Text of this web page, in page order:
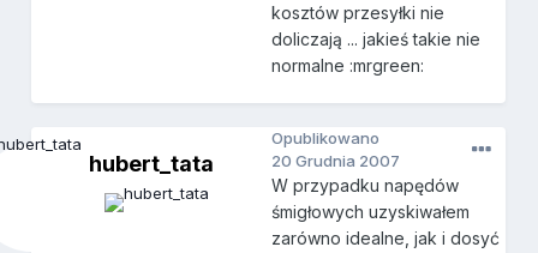
kosztów przesyłki nie
doliczają ... jakieś takie nie
normalne :mrgreen:
hubert_tata
Opublikowano
20 Grudnia 2007
W przypadku napędów
śmigłowych uzyskiwałem
zarówno idealne, jak i dosyć